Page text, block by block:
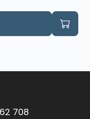
708